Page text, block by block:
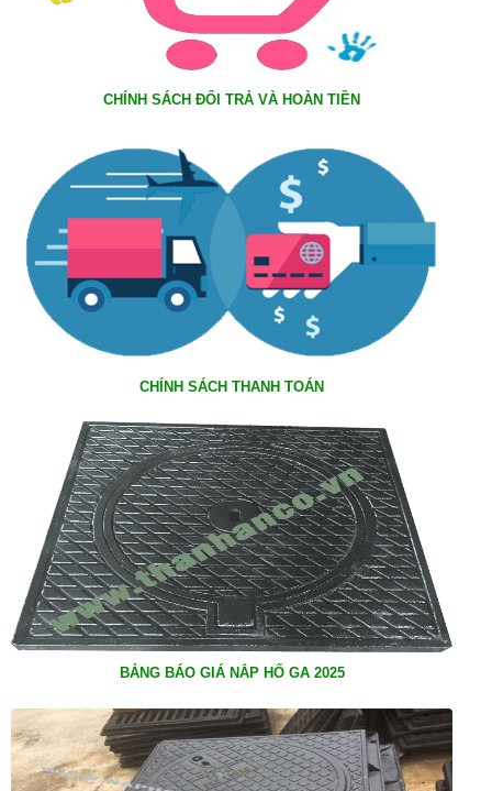
CHÍNH SÁCH ĐỔI TRẢ VÀ HOÀN TIỀN
CHÍNH SÁCH THANH TOÁN
BẢNG BÁO GIÁ NẮP HỐ GA 2025